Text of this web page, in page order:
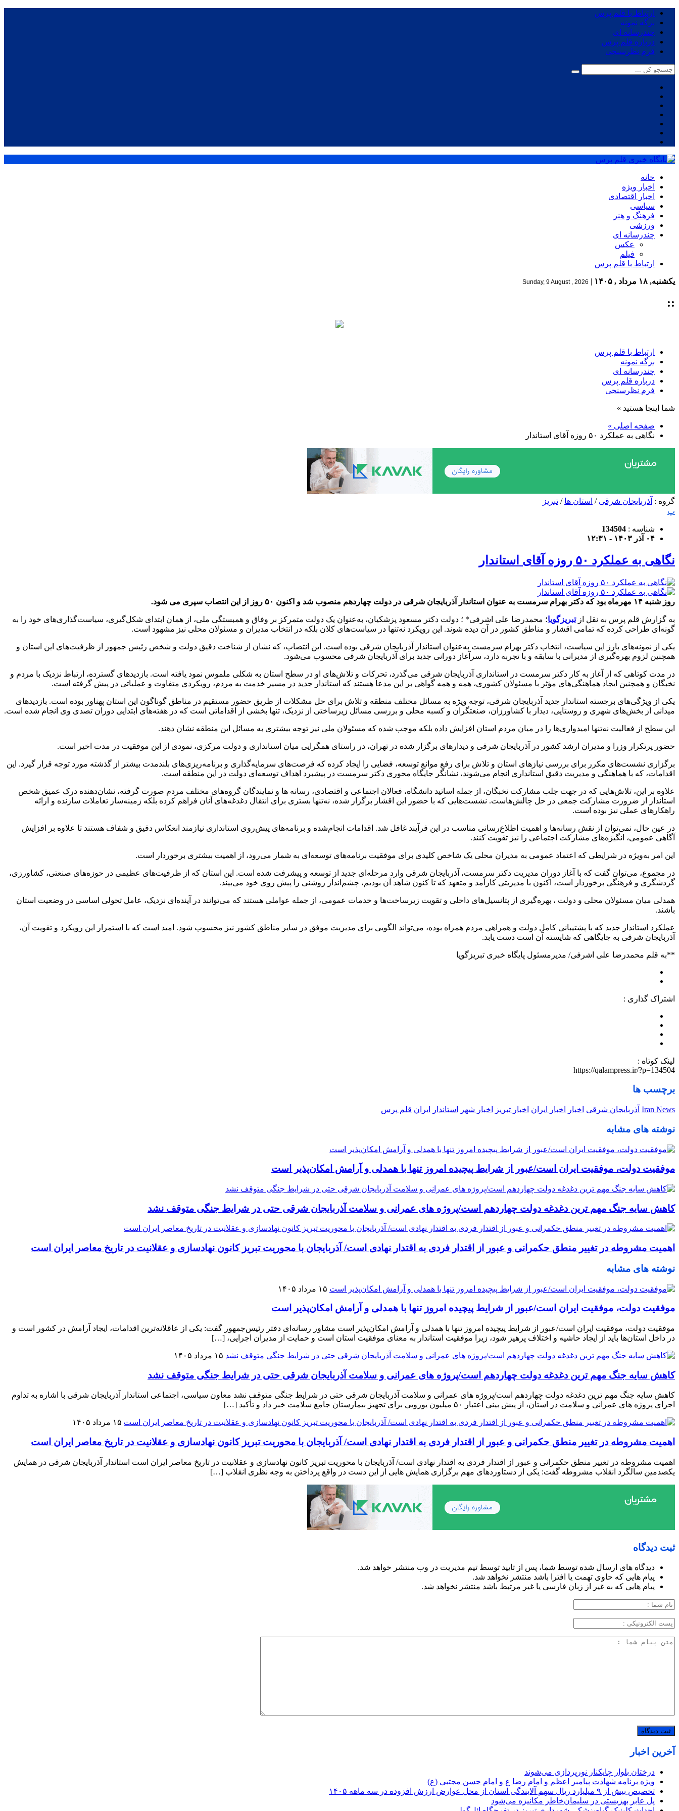
ارتباط با قلم پرس
برگه نمونه
چندرسانه ای
درباره قلم پرس
فرم نظرسنجی
خانه
اخبار ویژه
اخبار اقتصادی
سیاسی
فرهنگ و هنر
ورزشی
چندرسانه ای
عکس
فیلم
ارتباط با قلم پرس
یکشنبه, ۱۸ مرداد , ۱۴۰۵ |
Sunday, 9 August , 2026
::
ارتباط با قلم پرس
برگه نمونه
چندرسانه ای
درباره قلم پرس
فرم نظرسنجی
شما اینجا هستید »
صفحه اصلی »
نگاهی به عملکرد ۵۰ روزه آقای استاندار
گروه : آذربایجان شرقی / استان ها / تبریز
پ
شناسه : 134504
۰۴ آذر ۱۴۰۳ - ۱۲:۳۱
نگاهی به عملکرد ۵۰ روزه آقای استاندار
روز شنبه ۱۴ مهرماه بود که دکتر بهرام سرمست به عنوان استاندار آذربایجان شرقی در دولت چهاردهم منصوب شد و اکنون ۵۰ روز از این انتصاب سپری می شود.
به گزارش قلم پرس به نقل ازتبریزگویا؛ محمدرضا علی اشرفی* ؛ دولت دکتر مسعود پزشکیان، به‌عنوان یک دولت متمرکز بر وفاق و همبستگی ملی، از همان ابتدای شکل‌گیری، سیاست‌گذاری‌های خود را به
گونه‌ای طراحی کرده که تمامی اقشار و مناطق کشور در آن دیده شوند. این رویکرد نه‌تنها در سیاست‌های کلان بلکه در انتخاب مدیران و مسئولان محلی نیز مشهود است.
یکی از نمونه‌های بارز این سیاست، انتخاب دکتر بهرام سرمست به‌عنوان استاندار آذربایجان شرقی بوده است. این انتصاب، که نشان از شناخت دقیق دولت و شخص رئیس جمهور از ظرفیت‌های این استان و
همچنین لزوم بهره‌گیری از مدیرانی با سابقه و با تجربه دارد، سرآغاز دورانی جدید برای آذربایجان شرقی محسوب می‌شود.
در مدت کوتاهی که از آغاز به کار دکتر سرمست در استانداری آذربایجان شرقی می‌گذرد، تحرکات و تلاش‌های او در سطح استان به شکلی ملموس نمود یافته است. بازدیدهای گسترده، ارتباط نزدیک با مردم و
نخبگان و همچنین ایجاد هماهنگی‌های مؤثر با مسئولان کشوری، همه و همه گواهی بر این مدعا هستند که استاندار جدید در مسیر خدمت به مردم، رویکردی متفاوت و عملیاتی در پیش گرفته است.
یکی از ویژگی‌های برجسته استاندار جدید آذربایجان شرقی، توجه ویژه به مسائل مختلف منطقه و تلاش برای حل مشکلات از طریق حضور مستقیم در مناطق گوناگون این استان پهناور بوده است. بازدیدهای
میدانی از بخش‌های شهری و روستایی، دیدار با کشاورزان، صنعتگران و کسبه محلی و بررسی مسائل زیرساختی از نزدیک، تنها بخشی از اقداماتی است که در هفته‌های ابتدایی دوران تصدی وی انجام شده است.
این سطح از فعالیت نه‌تنها امیدواری‌ها را در میان مردم استان افزایش داده بلکه موجب شده که مسئولان ملی نیز توجه بیشتری به مسائل این منطقه نشان دهند.
حضور پرتکرار وزرا و مدیران ارشد کشور در آذربایجان شرقی و دیدارهای برگزار شده در تهران، در راستای همگرایی میان استانداری و دولت مرکزی، نمودی از این موفقیت در مدت اخیر است.
برگزاری نشست‌های مکرر برای بررسی نیازهای استان و تلاش برای رفع موانع توسعه، فضایی را ایجاد کرده که فرصت‌های سرمایه‌گذاری و برنامه‌ریزی‌های بلندمدت بیشتر از گذشته مورد توجه قرار گیرد. این
اقدامات، که با هماهنگی و مدیریت دقیق استانداری انجام می‌شوند، نشانگر جایگاه محوری دکتر سرمست در پیشبرد اهداف توسعه‌ای دولت در این منطقه است.
علاوه بر این، تلاش‌هایی که در جهت جلب مشارکت نخبگان، از جمله اساتید دانشگاه، فعالان اجتماعی و اقتصادی، رسانه ها و نمایندگان گروه‌های مختلف مردم صورت گرفته، نشان‌دهنده درک عمیق شخص
استاندار از ضرورت مشارکت جمعی در حل چالش‌هاست. نشست‌هایی که با حضور این اقشار برگزار شده، نه‌تنها بستری برای انتقال دغدغه‌های آنان فراهم کرده بلکه زمینه‌ساز تعاملات سازنده و ارائه
راهکارهای عملی نیز بوده است.
در عین حال، نمی‌توان از نقش رسانه‌ها و اهمیت اطلاع‌رسانی مناسب در این فرآیند غافل شد. اقدامات انجام‌شده و برنامه‌های پیش‌روی استانداری نیازمند انعکاس دقیق و شفاف هستند تا علاوه بر افزایش
آگاهی عمومی، انگیزه‌های مشارکت اجتماعی را نیز تقویت کنند.
این امر به‌ویژه در شرایطی که اعتماد عمومی به مدیران محلی یک شاخص کلیدی برای موفقیت برنامه‌های توسعه‌ای به شمار می‌رود، از اهمیت بیشتری برخوردار است.
در مجموع، می‌توان گفت که با آغاز دوران مدیریت دکتر سرمست، آذربایجان شرقی وارد مرحله‌ای جدید از توسعه و پیشرفت شده است. این استان که از ظرفیت‌های عظیمی در حوزه‌های صنعتی، کشاورزی،
گردشگری و فرهنگی برخوردار است، اکنون با مدیریتی کارآمد و متعهد که تا کنون شاهد آن بودیم، چشم‌انداز روشنی را پیش روی خود می‌بیند.
همدلی میان مسئولان محلی و دولت ، بهره‌گیری از پتانسیل‌های داخلی و تقویت زیرساخت‌ها و خدمات عمومی، از جمله عواملی هستند که می‌توانند در آینده‌ای نزدیک، عامل تحولی اساسی در وضعیت استان
باشند.
عملکرد استاندار جدید که با پشتیبانی کامل دولت و همراهی مردم همراه بوده، می‌تواند الگویی برای مدیریت موفق در سایر مناطق کشور نیز محسوب شود. امید است که با استمرار این رویکرد و تقویت آن،
آذربایجان شرقی به جایگاهی که شایسته آن است دست یابد.
**به قلم محمدرضا علی اشرفی/ مدیرمسئول پایگاه خبری تبریزگویا
اشتراک گذاری :
لینک کوتاه :
https://qalampress.ir/?p=134504
برچسب ها
Iran News آذربایجان شرقی اخبار اخبار ایران اخبار تبریز اخبار شهر استاندار ایران قلم پرس
نوشته های مشابه
موفقیت دولت، موفقیت ایران است/عبور از شرایط پیچیده امروز تنها با همدلی و آرامش امکان‌پذیر است
کاهش سایه جنگ مهم ‌ترین دغدغه دولت چهاردهم است/پروژه ‌های عمرانی و سلامت آذربایجان شرقی حتی در شرایط جنگی متوقف نشد
اهمیت مشروطه در تغییر منطق حکمرانی و عبور از اقتدار فردی به اقتدار نهادی است/ آذربایجان با محوریت تبریز کانون نهادسازی و عقلانیت در تاریخ معاصر ایران است
نوشته های مشابه
۱۵ مرداد ۱۴۰۵
موفقیت دولت، موفقیت ایران است/عبور از شرایط پیچیده امروز تنها با همدلی و آرامش امکان‌پذیر است
موفقیت دولت، موفقیت ایران است/عبور از شرایط پیچیده امروز تنها با همدلی و آرامش امکان‌پذیر است مشاور رسانه‌ای دفتر رئیس‌جمهور گفت: یکی از عاقلانه‌ترین اقدامات، ایجاد آرامش در کشور است و
در داخل استان‌ها باید از ایجاد حاشیه و اختلاف پرهیز شود، زیرا موفقیت استاندار به معنای موفقیت استان است و حمایت از مدیران اجرایی، […]
۱۵ مرداد ۱۴۰۵
کاهش سایه جنگ مهم ‌ترین دغدغه دولت چهاردهم است/پروژه ‌های عمرانی و سلامت آذربایجان شرقی حتی در شرایط جنگی متوقف نشد
کاهش سایه جنگ مهم ‌ترین دغدغه دولت چهاردهم است/پروژه ‌های عمرانی و سلامت آذربایجان شرقی حتی در شرایط جنگی متوقف نشد معاون سیاسی، اجتماعی استاندار آذربایجان شرقی با اشاره به تداوم
اجرای پروژه ‌های عمرانی و سلامت در استان، از پیش ‌بینی اعتبار ۵۰ میلیون یورویی برای تجهیز بیمارستان جامع سلامت خبر داد و تأکید […]
۱۵ مرداد ۱۴۰۵
اهمیت مشروطه در تغییر منطق حکمرانی و عبور از اقتدار فردی به اقتدار نهادی است/ آذربایجان با محوریت تبریز کانون نهادسازی و عقلانیت در تاریخ معاصر ایران است
اهمیت مشروطه در تغییر منطق حکمرانی و عبور از اقتدار فردی به اقتدار نهادی است/ آذربایجان با محوریت تبریز کانون نهادسازی و عقلانیت در تاریخ معاصر ایران است استاندار آذربایجان شرقی در همایش
یکصدمین سالگرد انقلاب مشروطه گفت: یکی از دستاوردهای مهم برگزاری همایش هایی از این دست در واقع پرداختن به وجه نظری انقلاب […]
ثبت دیدگاه
دیدگاه های ارسال شده توسط شما، پس از تایید توسط تیم مدیریت در وب منتشر خواهد شد.
پیام هایی که حاوی تهمت یا افترا باشد منتشر نخواهد شد.
پیام هایی که به غیر از زبان فارسی یا غیر مرتبط باشد منتشر نخواهد شد.
آخرین اخبار
درختان بلوار چایکنار نورپردازی می‌شوند
ویژه برنامه شهادت پیامبر اعظم و امام رضا ع و امام حسن مجتبی (ع)
تخصیص بیش از ۹ میلیارد ریال سهم آلایندگی استان از محل عوارض ارزش افزوده در سه ماهه ۱۴۰۵
پل عابر بهزیستی در سلیمان‌خاطر مکانیزه می‌شود